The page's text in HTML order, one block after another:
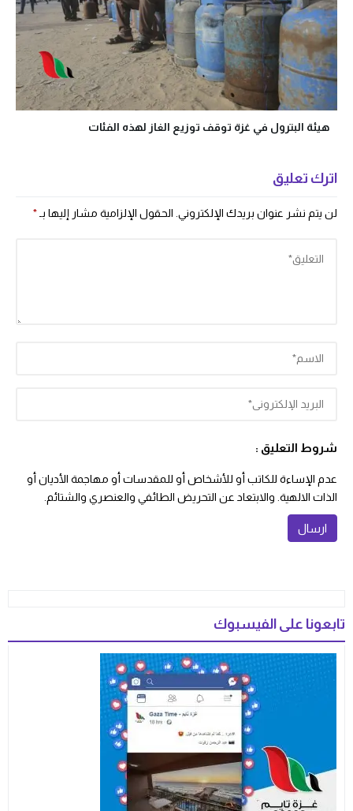
هيئة البترول في غزة توقف توزيع الغاز لهذه الفئات
اترك تعليق
لن يتم نشر عنوان بريدك الإلكتروني. الحقول الإلزامية مشار إليها بـ *
شروط التعليق :
عدم الإساءة للكاتب أو للأشخاص أو للمقدسات أو مهاجمة الأديان أو
الذات الالهية. والابتعاد عن التحريض الطائفي والعنصري والشتائم.
تابعونا على الفيسبوك